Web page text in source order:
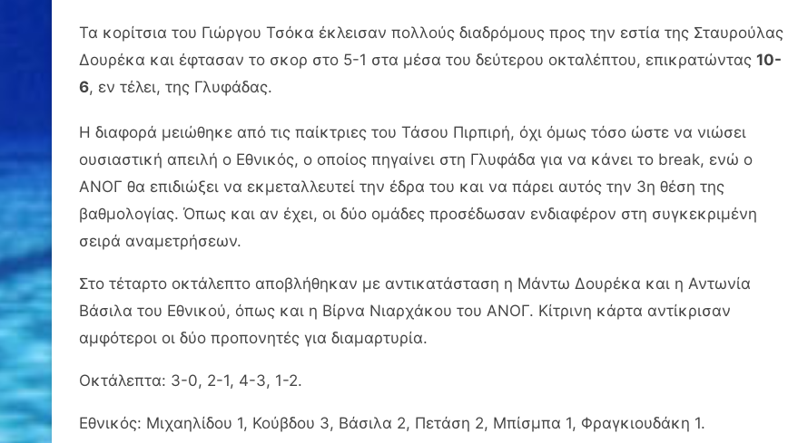
Τα κορίτσια του Γιώργου Τσόκα έκλεισαν πολλούς διαδρόμους προς την εστία της Σταυρούλας
Δουρέκα και έφτασαν το σκορ στο 5-1 στα μέσα του δεύτερου οκταλέπτου, επικρατώντας 10-
6, εν τέλει, της Γλυφάδας.
Η διαφορά μειώθηκε από τις παίκτριες του Τάσου Πιρπιρή, όχι όμως τόσο ώστε να νιώσει
ουσιαστική απειλή ο Εθνικός, ο οποίος πηγαίνει στη Γλυφάδα για να κάνει το break, ενώ ο
ΑΝΟΓ θα επιδιώξει να εκμεταλλευτεί την έδρα του και να πάρει αυτός την 3η θέση της
βαθμολογίας. Όπως και αν έχει, οι δύο ομάδες προσέδωσαν ενδιαφέρον στη συγκεκριμένη
σειρά αναμετρήσεων.
Στο τέταρτο οκτάλεπτο αποβλήθηκαν με αντικατάσταση η Μάντω Δουρέκα και η Αντωνία
Βάσιλα του Εθνικού, όπως και η Βίρνα Νιαρχάκου του ΑΝΟΓ. Κίτρινη κάρτα αντίκρισαν
αμφότεροι οι δύο προπονητές για διαμαρτυρία.
Οκτάλεπτα: 3-0, 2-1, 4-3, 1-2.
Εθνικός: Μιχαηλίδου 1, Κούβδου 3, Βάσιλα 2, Πετάση 2, Μπίσμπα 1, Φραγκιουδάκη 1.